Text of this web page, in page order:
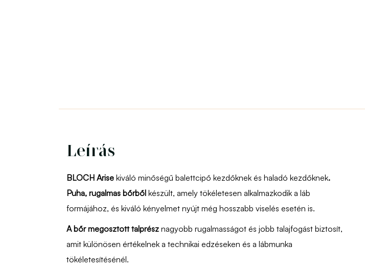
Leírás
BLOCH Arise kiváló minőségű balettcipő kezdőknek és haladó kezdőknek.
Puha, rugalmas bőrből készült, amely tökéletesen alkalmazkodik a láb
formájához, és kiváló kényelmet nyújt még hosszabb viselés esetén is.
A bőr megosztott talprész nagyobb rugalmasságot és jobb talajfogást biztosít,
amit különösen értékelnek a technikai edzéseken és a lábmunka
tökéletesítésénél.